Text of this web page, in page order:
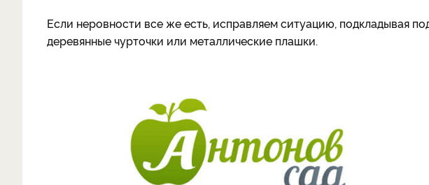
Если неровности все же есть, исправляем ситуацию, подкладывая
деревянные чурточки или металлические плашки.